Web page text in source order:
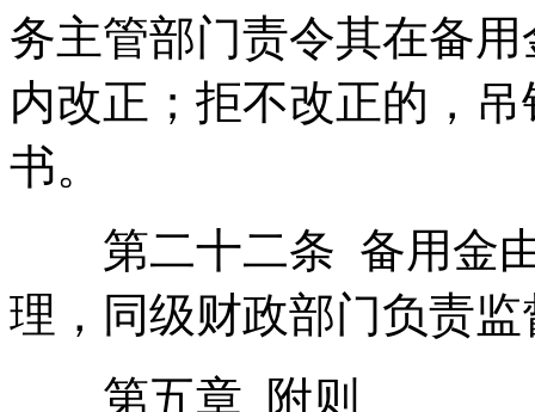
务主管部门责令其在备
内改正；拒不改正的，
书。
第二十二条 备用金由
理，同级财政部门负责
第五章 附则